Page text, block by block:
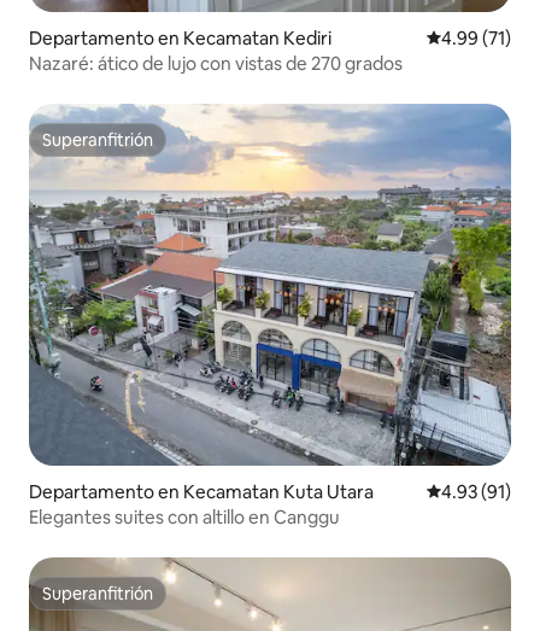
Departamento en Kecamatan Kediri Calificación
4.99 (71)
Nazaré: ático de lujo con vistas de 270 grados
Superanfitrión
Superanfitrión
Departamento en Kecamatan Kuta Utara Calificación
4.93 (91)
Elegantes suites con altillo en Canggu
Superanfitrión
Superanfitrión